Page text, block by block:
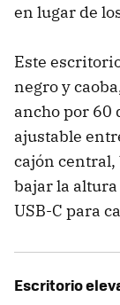
en lugar de
Este
negro y
ancho por 60
ajustable
cajón
bajar la altura
USB-C para
Escritorio